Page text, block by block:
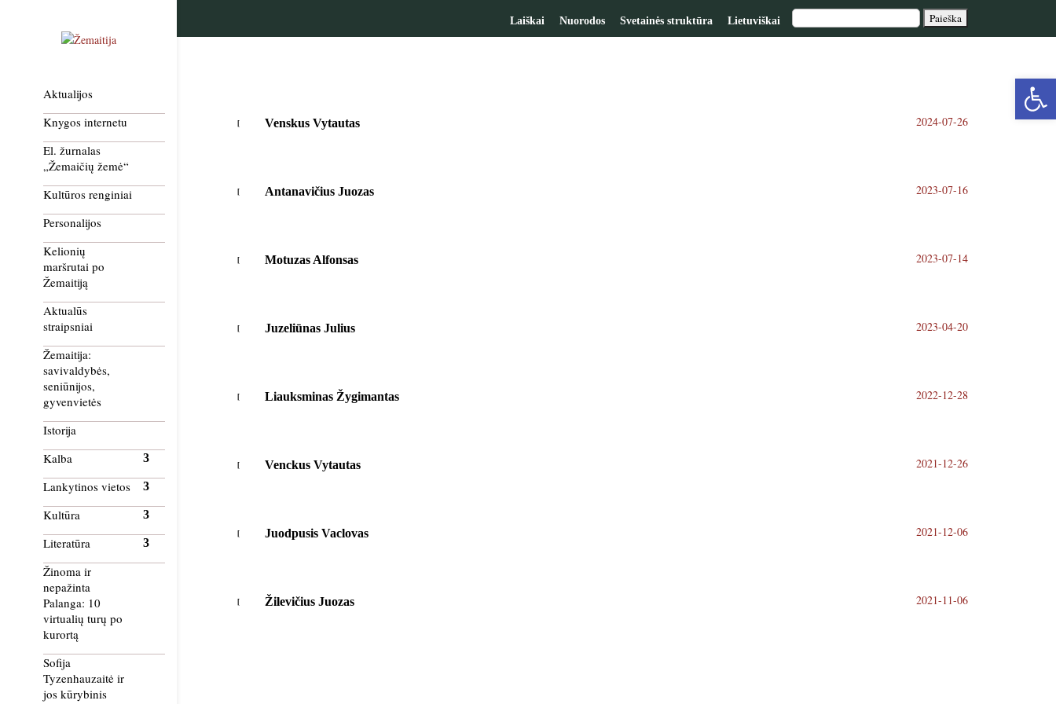
Laiškai Nuorodos Svetainės struktūra Lietuviškai
Aktualijos
Knygos internetu
El. žurnalas
„Žemaičių žemė“
Kultūros renginiai
Personalijos
Kelionių
maršrutai po
Žemaitiją
Aktualūs
straipsniai
Žemaitija:
savivaldybės,
seniūnijos,
gyvenvietės
Istorija
Kalba
Lankytinos vietos
Kultūra
Literatūra
Žinoma ir
nepažinta
Palanga: 10
virtualių turų po
kurortą
Sofija
Tyzenhauzaitė ir
jos kūrybinis
Venskus Vytautas 2024-07-26
Antanavičius Juozas 2023-07-16
Motuzas Alfonsas 2023-07-14
Juzeliūnas Julius 2023-04-20
Liauksminas Žygimantas 2022-12-28
Venckus Vytautas 2021-12-26
Juodpusis Vaclovas 2021-12-06
Žilevičius Juozas 2021-11-06